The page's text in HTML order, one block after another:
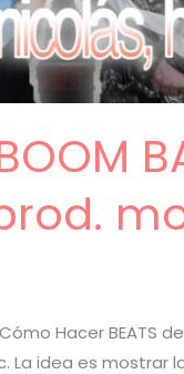
Hacer BEATS de
La idea es